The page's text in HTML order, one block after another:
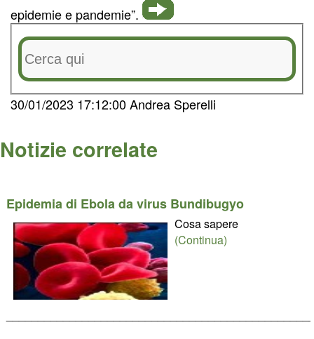
epidemie e pandemie”.
30/01/2023 17:12:00 Andrea Sperelli
Notizie correlate
Epidemia di Ebola da virus Bundibugyo
Cosa sapere
(Continua)